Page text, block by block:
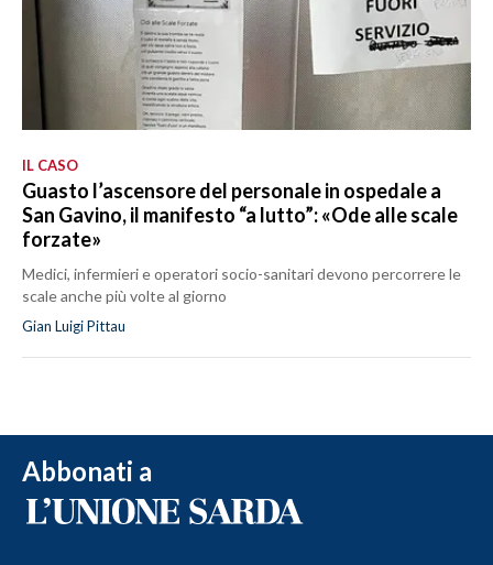
IL CASO
Guasto l’ascensore del personale in ospedale a
San Gavino, il manifesto “a lutto”: «Ode alle scale
forzate»
Medici, infermieri e operatori socio-sanitari devono percorrere le
scale anche più volte al giorno
Gian Luigi Pittau
Abbonati a